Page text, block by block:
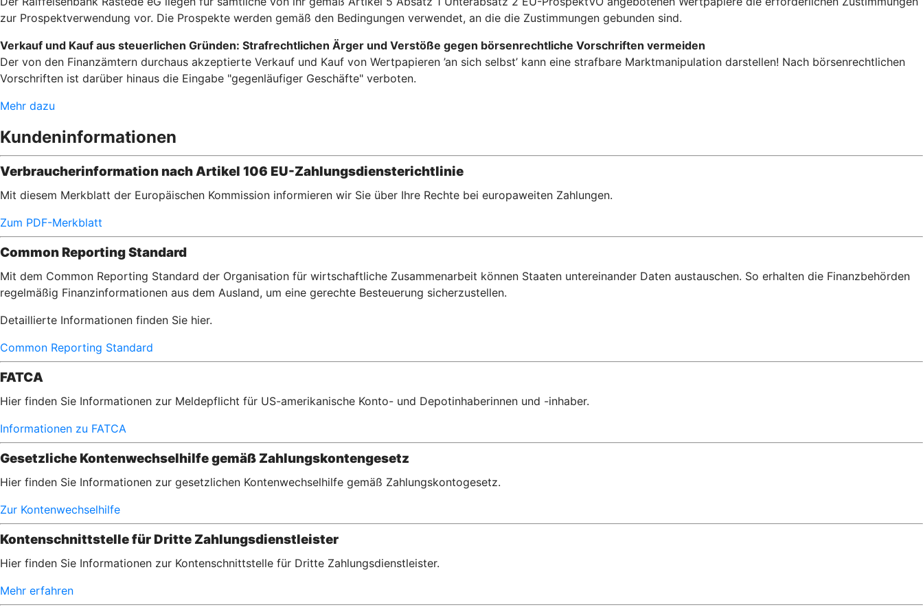
zur Prospektverwendung vor. Die Prospekte werden gemäß den Bedingungen verwendet, an die die Zustimmungen gebunden sind.
Verkauf und Kauf aus steuerlichen Gründen: Strafrechtlichen Ärger und Verstöße gegen börsenrechtliche Vorschriften vermeiden
Der von den Finanzämtern durchaus akzeptierte Verkauf und Kauf von Wertpapieren ’an sich selbst’ kann eine strafbare Marktmanipulation darstellen! Nach börsenrechtlichen
Vorschriften ist darüber hinaus die Eingabe "gegenläufiger Geschäfte" verboten.
Mehr dazu
Kundeninformationen
Verbraucherinformation nach Artikel 106 EU-Zahlungsdiensterichtlinie
Mit diesem Merkblatt der Europäischen Kommission informieren wir Sie über Ihre Rechte bei europaweiten Zahlungen.
Zum PDF-Merkblatt
Common Reporting Standard
Mit dem Common Reporting Standard der Organisation für wirtschaftliche Zusammenarbeit können Staaten untereinander Daten austauschen. So erhalten die Finanzbehörden
regelmäßig Finanzinformationen aus dem Ausland, um eine gerechte Besteuerung sicherzustellen.
Detaillierte Informationen finden Sie hier.
Common Reporting Standard
FATCA
Hier finden Sie Informationen zur Meldepflicht für US-amerikanische Konto- und Depotinhaberinnen und -inhaber.
Informationen zu FATCA
Gesetzliche Kontenwechselhilfe gemäß Zahlungskontengesetz
Hier finden Sie Informationen zur gesetzlichen Kontenwechselhilfe gemäß Zahlungskontogesetz.
Zur Kontenwechselhilfe
Kontenschnittstelle für Dritte Zahlungsdienstleister
Hier finden Sie Informationen zur Kontenschnittstelle für Dritte Zahlungsdienstleister.
Mehr erfahren